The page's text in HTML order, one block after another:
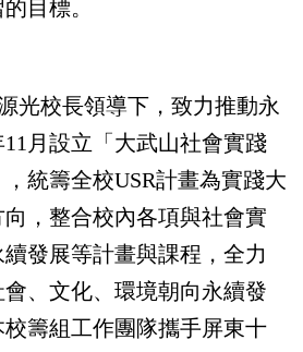
目標。
光校長領導下，致力推動永
月設立「大武山社會實踐
統籌全校USR計畫為實踐大
，整合校內各項與社會實
發展等計畫與課程，全力
、文化、環境朝向永續發
校籌組工作團隊攜手屏東十